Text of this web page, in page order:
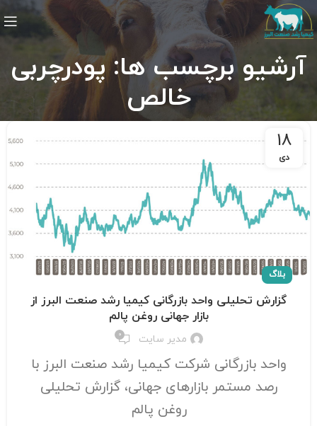
آرشیو برچسب ها: پودرچربی
خالص
18
دی
بلاگ
گزارش تحلیلی واحد بازرگانی کیمیا رشد صنعت البرز از
بازار جهانی روغن پالم
مدیر سایت 0
واحد بازرگانی شرکت کیمیا رشد صنعت البرز با
رصد مستمر بازارهای جهانی، گزارش تحلیلی
روغن پالم